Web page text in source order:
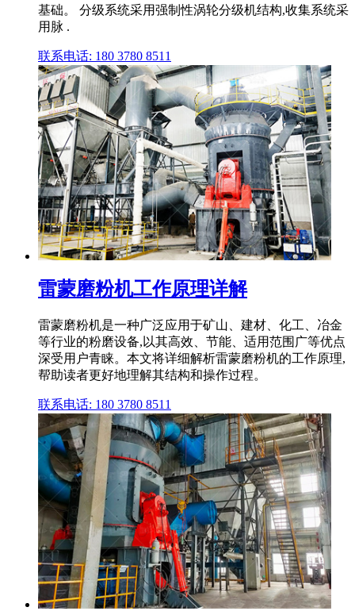
基础。 分级系统采用强制性涡轮分级机结构,收集系统采
用脉 .
联系电话: 180 3780 8511
雷蒙磨粉机工作原理详解
雷蒙磨粉机是一种广泛应用于矿山、建材、化工、冶金
等行业的粉磨设备,以其高效、节能、适用范围广等优点
深受用户青睐。本文将详细解析雷蒙磨粉机的工作原理,
帮助读者更好地理解其结构和操作过程。
联系电话: 180 3780 8511